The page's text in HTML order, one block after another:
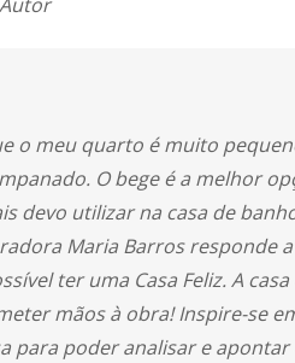
o meu quarto é muito
O bege é a melhor
devo utilizar na casa de
Maria Barros responde
ter uma Casa Feliz. A casa
mãos à obra! Inspire-se
para poder analisar e